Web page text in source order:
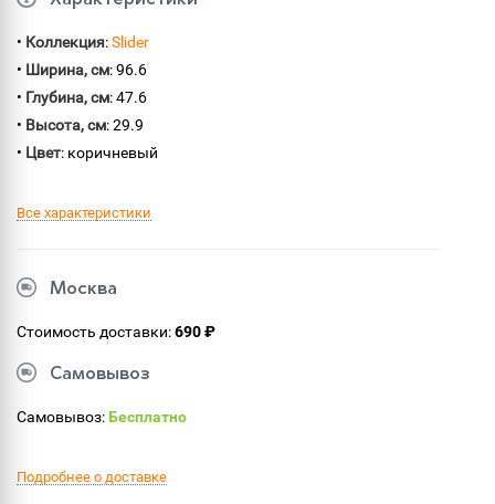
• Коллекция:Slider
• Ширина, см: 96.6
• Глубина, см: 47.6
• Высота, см: 29.9
• Цвет: коричневый
Все характеристики
Москва
Стоимость доставки:690 ₽
Самовывоз
Самовывоз:Бесплатно
Подробнее о доставке